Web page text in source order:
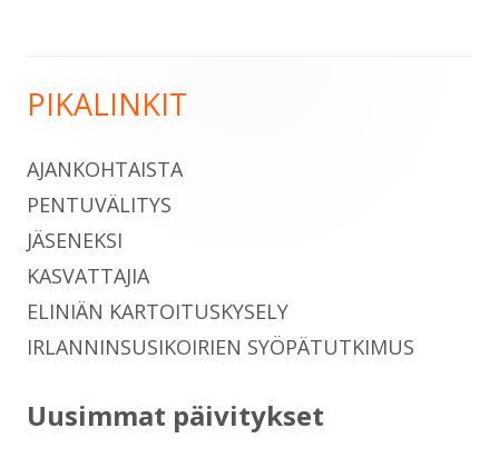
Sivupalkki
PIKALINKIT
AJANKOHTAISTA
PENTUVÄLITYS
JÄSENEKSI
KASVATTAJIA
ELINIÄN KARTOITUSKYSELY
IRLANNINSUSIKOIRIEN SYÖPÄTUTKIMUS
Uusimmat päivitykset